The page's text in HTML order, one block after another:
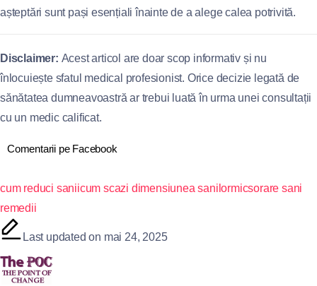
așteptări sunt pași esențiali înainte de a alege calea potrivită.
Disclaimer: Acest articol are doar scop informativ și nu
înlocuiește sfatul medical profesionist. Orice decizie legată de
sănătatea dumneavoastră ar trebui luată în urma unei consultații
cu un medic calificat.
Comentarii pe Facebook
cum reduci saniicum scazi dimensiunea sanilormicsorare sani
remedii
Last updated on mai 24, 2025